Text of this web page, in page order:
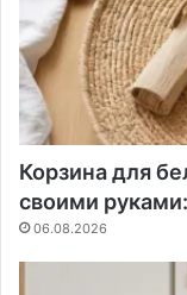
Корзина для
своими
06.08.2026